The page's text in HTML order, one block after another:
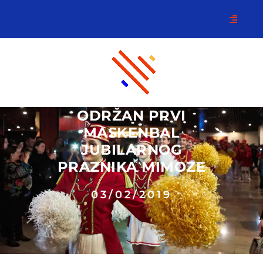
ODRŽAN PRVI
MASKENBAL
JUBILARNOG
PRAZNIKA MIMOZE
03/02/2019